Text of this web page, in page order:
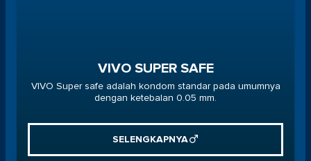
VIVO SUPER SAFE
VIVO Super safe adalah kondom standar pada umumnya
dengan ketebalan 0.05 mm.
SELENGKAPNYA